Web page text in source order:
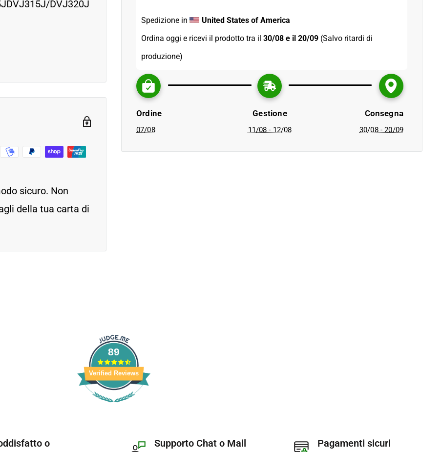
Spedizione in
United States of America
Ordina oggi e ricevi il prodotto tra il 30/08 e il 20/09 (Salvo ritardi di
produzione)
Ordine
07/08
Gestione
11/08 - 12/08
Consegna
30/08 - 20/09
DVJ320J
sicuro. Non
della tua carta di
89
Verified Reviews
o
Supporto Chat o Mail
Pagamenti sicuri